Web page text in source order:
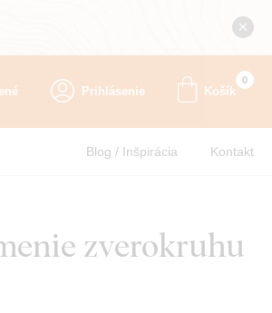
Prihlásenie Košík
0
Blog / Inšpirácia Kontakt
zverokruhu